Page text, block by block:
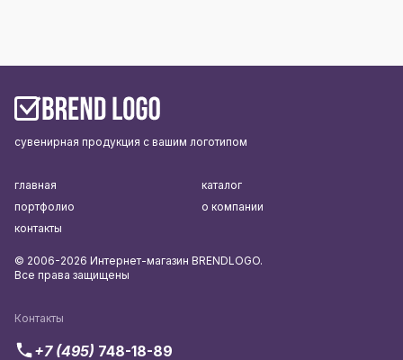
сувенирная продукция с вашим логотипом
Контакты
+7 (495) 748-18-89
главная
каталог
портфолио
о компании
контакты
© 2006-2026 Интернет-магазин BRENDLOGO.
Все права защищены